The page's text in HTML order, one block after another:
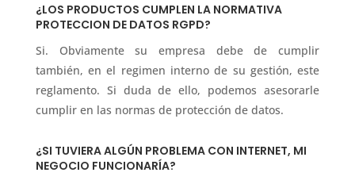
¿LOS PRODUCTOS CUMPLEN LA NORMATIVA
PROTECCION DE DATOS RGPD?
Si. Obviamente su empresa debe de cumplir
también, en el regimen interno de su gestión, este
reglamento. Si duda de ello, podemos asesorarle
cumplir en las normas de protección de datos.
¿SI TUVIERA ALGÚN PROBLEMA CON INTERNET, MI
NEGOCIO FUNCIONARÍA?